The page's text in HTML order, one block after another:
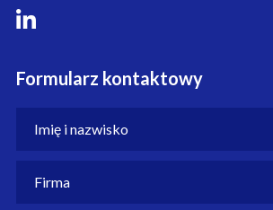
Formularz kontaktowy